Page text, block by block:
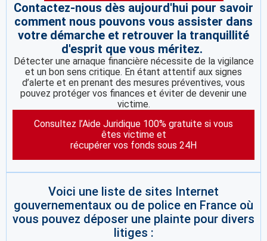
Contactez-nous dès aujourd'hui pour savoir
comment nous pouvons vous assister dans
votre démarche et retrouver la tranquillité
d'esprit que vous méritez.
Détecter une arnaque financière nécessite de la vigilance
et un bon sens critique. En étant attentif aux signes
d’alerte et en prenant des mesures préventives, vous
pouvez protéger vos finances et éviter de devenir une
victime.
Consultez l’Aide Juridique 100% gratuite si vous
êtes victime et
récupérer vos fonds sous 24H
Voici une liste de sites Internet
gouvernementaux ou de police en France où
vous pouvez déposer une plainte pour divers
litiges :